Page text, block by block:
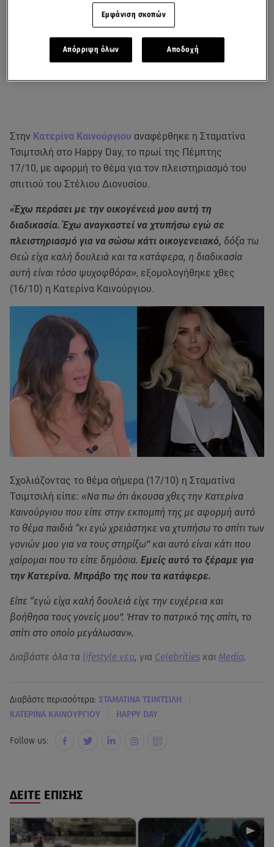
Στην Κατερίνα Καινούργιου αναφέρθηκε η Σταματίνα
Τσιμτσιλή στο Happy Day, το πρωί της Πέμπτης
17/10, με αφορμή το θέμα για τον πλειστηριασμό του
σπιτιού του Στέλιου Διονυσίου.
«Έχω περάσει με την οικογένειά μου αυτή τη
διαδικασία. Έχω αναγκαστεί να χτυπήσω εγώ σε
πλειστηριασμό για να σώσω κάτι οικογενειακό, δόξα τω
Θεώ είχα καλή δουλειά και τα κατάφερα, η διαδικασία
αυτή είναι τόσο ψυχοφθόρα», εξομολογήθηκε χθες
(16/10) η Κατερίνα Καινούργιου.
Σχολιάζοντας το θέμα σήμερα (17/10) η Σταματίνα
Τσιμτσιλή είπε: «Να πω ότι άκουσα χθες την Κατερίνα
Καινούργιου που είπε στην εκπομπή της με αφορμή αυτό
το θέμα παιδιά “κι εγώ χρειάστηκε να χτυπήσω το σπίτι των
γονιών μου για να τους στηρίξω” και αυτό είναι κάτι που
χαίρομαι που το είπε δημόσια. Εμείς αυτό το ξέραμε για
την Κατερίνα. Μπράβο της που τα κατάφερε.
Είπε “εγώ είχα καλή δουλειά είχε την ευχέρεια και
βοήθησα τους γονείς μου”. Ήταν το πατρικό της σπίτι, το
σπίτι στο οποίο μεγάλωσαν».
Διαβάστε όλα τα lifestyle νεα, για Celebrities και Media.
Διαβάστε περισσότερα: ΣΤΑΜΑΤΙΝΑ ΤΣΙΜΤΣΙΛΗ
KΑΤΕΡΙΝΑ ΚΑΙΝΟΥΡΓΙΟΥ HAPPY DAY
Follow us:
ΔΕΙΤΕ ΕΠΙΣΗΣ
Εμφάνιση σκοπών
Απόρριψη όλων Αποδοχή